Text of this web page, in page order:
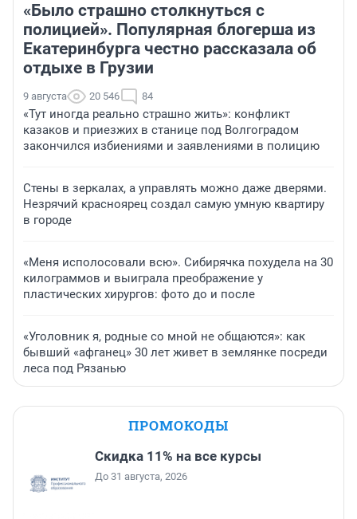
«Было страшно столкнуться с
полицией». Популярная блогерша из
Екатеринбурга честно рассказала об
отдыхе в Грузии
9 августа 20 546 84
«Тут иногда реально страшно жить»: конфликт
казаков и приезжих в станице под Волгоградом
закончился избиениями и заявлениями в полицию
Стены в зеркалах, а управлять можно даже дверями.
Незрячий красноярец создал самую умную квартиру
в городе
«Меня исполосовали всю». Сибирячка похудела на 30
килограммов и выиграла преображение у
пластических хирургов: фото до и после
«Уголовник я, родные со мной не общаются»: как
бывший «афганец» 30 лет живет в землянке посреди
леса под Рязанью
ПРОМОКОДЫ
Скидка 11% на все курсы
До 31 августа, 2026